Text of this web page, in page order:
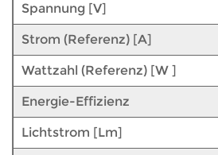
Spannung [V]
Strom (Referenz) [A]
Wattzahl (Referenz) [W ]
Energie-Effizienz
Lichtstrom [Lm]